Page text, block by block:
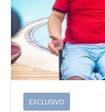
EXCLUSIVO